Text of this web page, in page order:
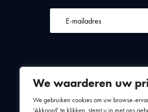
We waarderen uw
We gebruiken cookies om uw browse-
‘Akkoord’ te klikken, stemt u in met ons
Algemene voorwaardenPrivacy